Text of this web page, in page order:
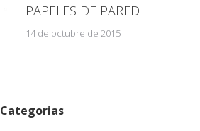
PAPELES DE PARED
14 de octubre de 2015
Categorias